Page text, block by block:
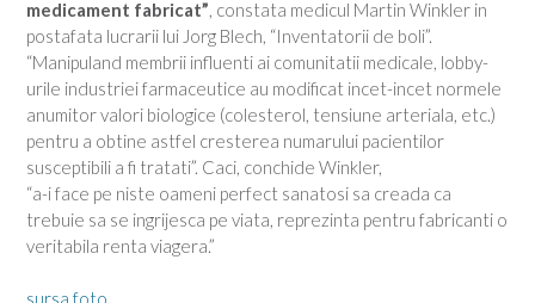
medicament fabricat” , constata medicul Martin Winkler in
postafata lucrarii lui Jorg Blech, “Inventatorii de boli”.
“Manipuland membrii influenti ai comunitatii medicale, lobby-
urile industriei farmaceutice au modificat incet-incet normele
anumitor valori biologice (colesterol, tensiune arteriala, etc.)
pentru a obtine astfel cresterea numarului pacientilor
susceptibili a fi tratati”. Caci, conchide Winkler,
“a-i face pe niste oameni perfect sanatosi sa creada ca
trebuie sa se ingrijesca pe viata, reprezinta pentru fabricanti o
veritabila renta viagera.”
sursa foto